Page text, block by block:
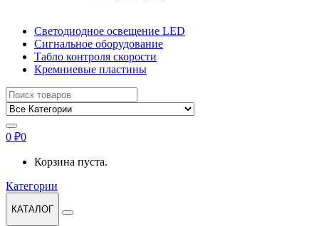
Светодиодное освещение LED
Сигнальное оборудование
Табло контроля скорости
Кремниевые пластины
Найти:
0 ₽0
Корзина пуста.
Категории
КАТАЛОГ